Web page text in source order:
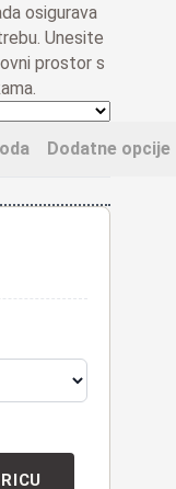
osigurava
Unesite
prostor s
Dodatne opcije